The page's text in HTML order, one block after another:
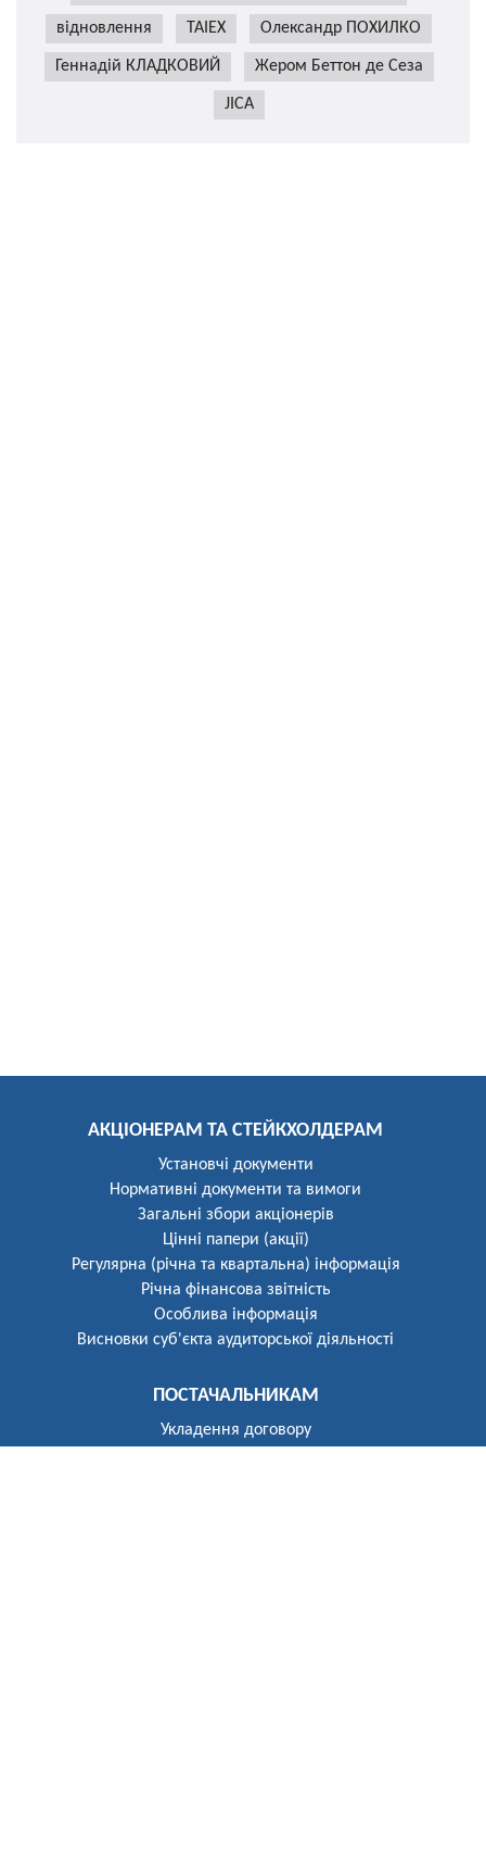
відновлення TAIEX Олександр ПОХИЛКО
Геннадій КЛАДКОВИЙ Жером Беттон де Сеза
JICA
АКЦІОНЕРАМ ТА СТЕЙКХОЛДЕРАМ
Установчі документи
Нормативні документи та вимоги
Загальні збори акціонерів
Цінні папери (акції)
Регулярна (річна та квартальна) інформація
Річна фінансова звітність
Особлива інформація
Висновки суб'єкта аудиторської діяльності
ПОСТАЧАЛЬНИКАМ
Укладення договору